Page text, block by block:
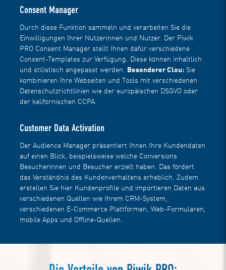
Consent Manager
Durch diese Funktion sammeln und verarbeiten Sie die
Einwilligungen Ihrer Nutzerinnen und Nutzer. Der Piwik
PRO Consent Manager stellt Ihnen dafür verschiedene
Consent-Templates zur Verfügung. Diese können inhaltlich
und stilistisch angepasst werden. Besonderer Clou: Sie
kombinieren Ihre Webseiten und Tools mit verschiedenen
Datenschutzrichtlinien wie der europäischen DSGVO oder
der kalifornischen CCPA.
Customer Data Activation
Der Audience Manager präsentiert Ihnen Ihre Kundendaten
auf einen Blick, beispielsweise welche Conversions
Besucherinnen und Besucher erzielt haben. Das fördert
das Verständnis des Kundenverhaltens erheblich. Zudem
erstellen Sie hier Kundenprofile und importieren Daten aus
verschiedenen Quellen wie Ihrem CRM-System,
verschiedenen E-Commerce Plattformen, Web-Formularen,
mobile Apps und Offline-Quellen.